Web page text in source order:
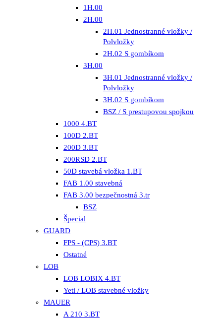
1H.00
2H.00
2H.01 Jednostranné vložky /
Polvložky
2H.02 S gombíkom
3H.00
3H.01 Jednostranné vložky /
Polvložky
3H.02 S gombíkom
BSZ / S prestupovou spojkou
1000 4.BT
100D 2.BT
200D 3.BT
200RSD 2.BT
50D stavebá vložka 1.BT
FAB 1.00 stavebná
FAB 3.00 bezpečnostná 3.tr
BSZ
Špecial
GUARD
FPS - (CPS) 3.BT
Ostatné
LOB
LOB LOBIX 4.BT
Yeti / LOB stavebné vložky
MAUER
A 210 3.BT